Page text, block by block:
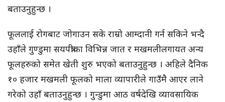
बताउनुहुन्छ ।
फूललाई रोगबाट जोगाउन सके राम्रो आम्दानी गर्न सकिने भन्दै
उहाँले गुण्डुमा सयपत्रीका विभिन्न जात र मखमलीलगायत अन्य
फूलहरुको समेत खेती शुरु भएको बताउनुहुन्छ । अहिले दैनिक
१० हजार मखमली फूलको माला व्यापारीले गाउँमै आएर लाने
गरेको उहाँ बताउनुहुन्छ । गुन्डुमा आठ वर्षदेखि व्यावसायिक